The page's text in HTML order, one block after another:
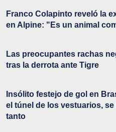
Franco Colapinto reveló la
en Alpine: "Es un animal
Las preocupantes rachas
tras la derrota ante Tigre
Insólito festejo de gol en
el túnel de los vestuarios,
tanto